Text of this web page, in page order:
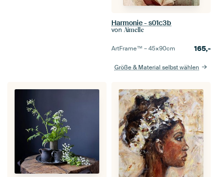
Harmonie - s01c3b
von Aimelle
ArtFrame™ –45×90cm 165,-
Größe & Material selbst wählen